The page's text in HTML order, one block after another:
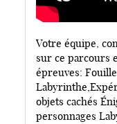
Votre équipe,
sur ce parcours
épreuves:
objets cachés
personnages